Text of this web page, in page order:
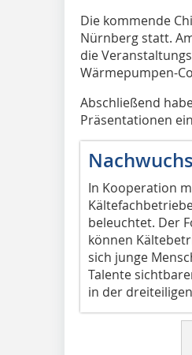
Die kommende
Nürnberg statt.
die
Wärmepumpen-
Abschließend
Präsentationen
In Kooperation
beleuchtet. Der
können
sich junge
Talente
in der